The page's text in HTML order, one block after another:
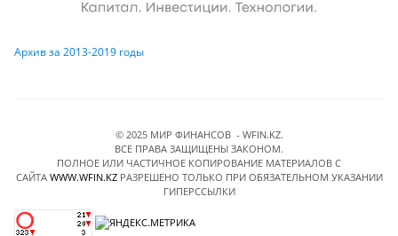
Архив за 2013-2019 годы
© 2025 МИР ФИНАНСОВ - WFIN.KZ.
ВСЕ ПРАВА ЗАЩИЩЕНЫ ЗАКОНОМ.
ПОЛНОЕ ИЛИ ЧАСТИЧНОЕ КОПИРОВАНИЕ МАТЕРИАЛОВ C
САЙТА WWW.WFIN.KZРАЗРЕШЕНО ТОЛЬКО ПРИ ОБЯЗАТЕЛЬНОМ УКАЗАНИИ
ГИПЕРССЫЛКИ